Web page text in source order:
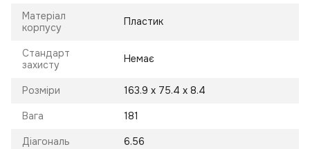
Матеріал
корпусу
Пластик
Стандарт
захисту
Немає
Розміри 163.9 x 75.4 x 8.4
Вага 181
Діагональ 6.56